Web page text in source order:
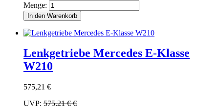
Menge:
In den Warenkorb
Lenkgetriebe Mercedes E-Klasse
W210
575,21 €
UVP: 575,21 €€